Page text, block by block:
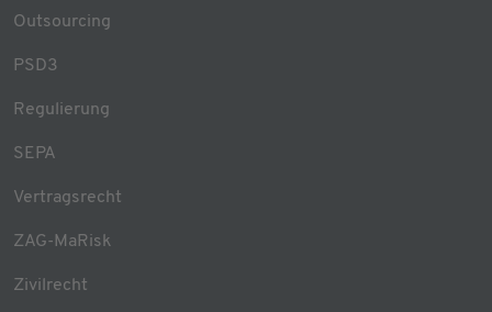
Outsourcing
PSD3
Regulierung
SEPA
Vertragsrecht
ZAG-MaRisk
Zivilrecht